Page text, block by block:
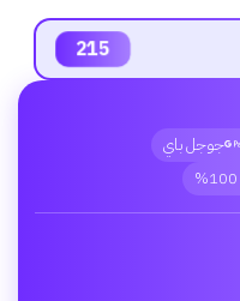
215
جوجل باي